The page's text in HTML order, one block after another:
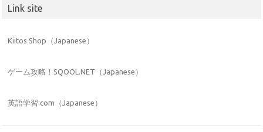
Link site
Kiitos Shop（Japanese）
ゲーム攻略！SQOOL.NET（Japanese）
英語学習.com（Japanese）